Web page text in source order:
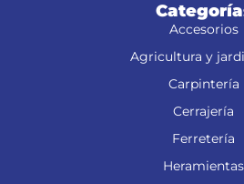
Accesorios
Agricultura y
Carpintería
Cerrajería
Ferretería
Heramientas